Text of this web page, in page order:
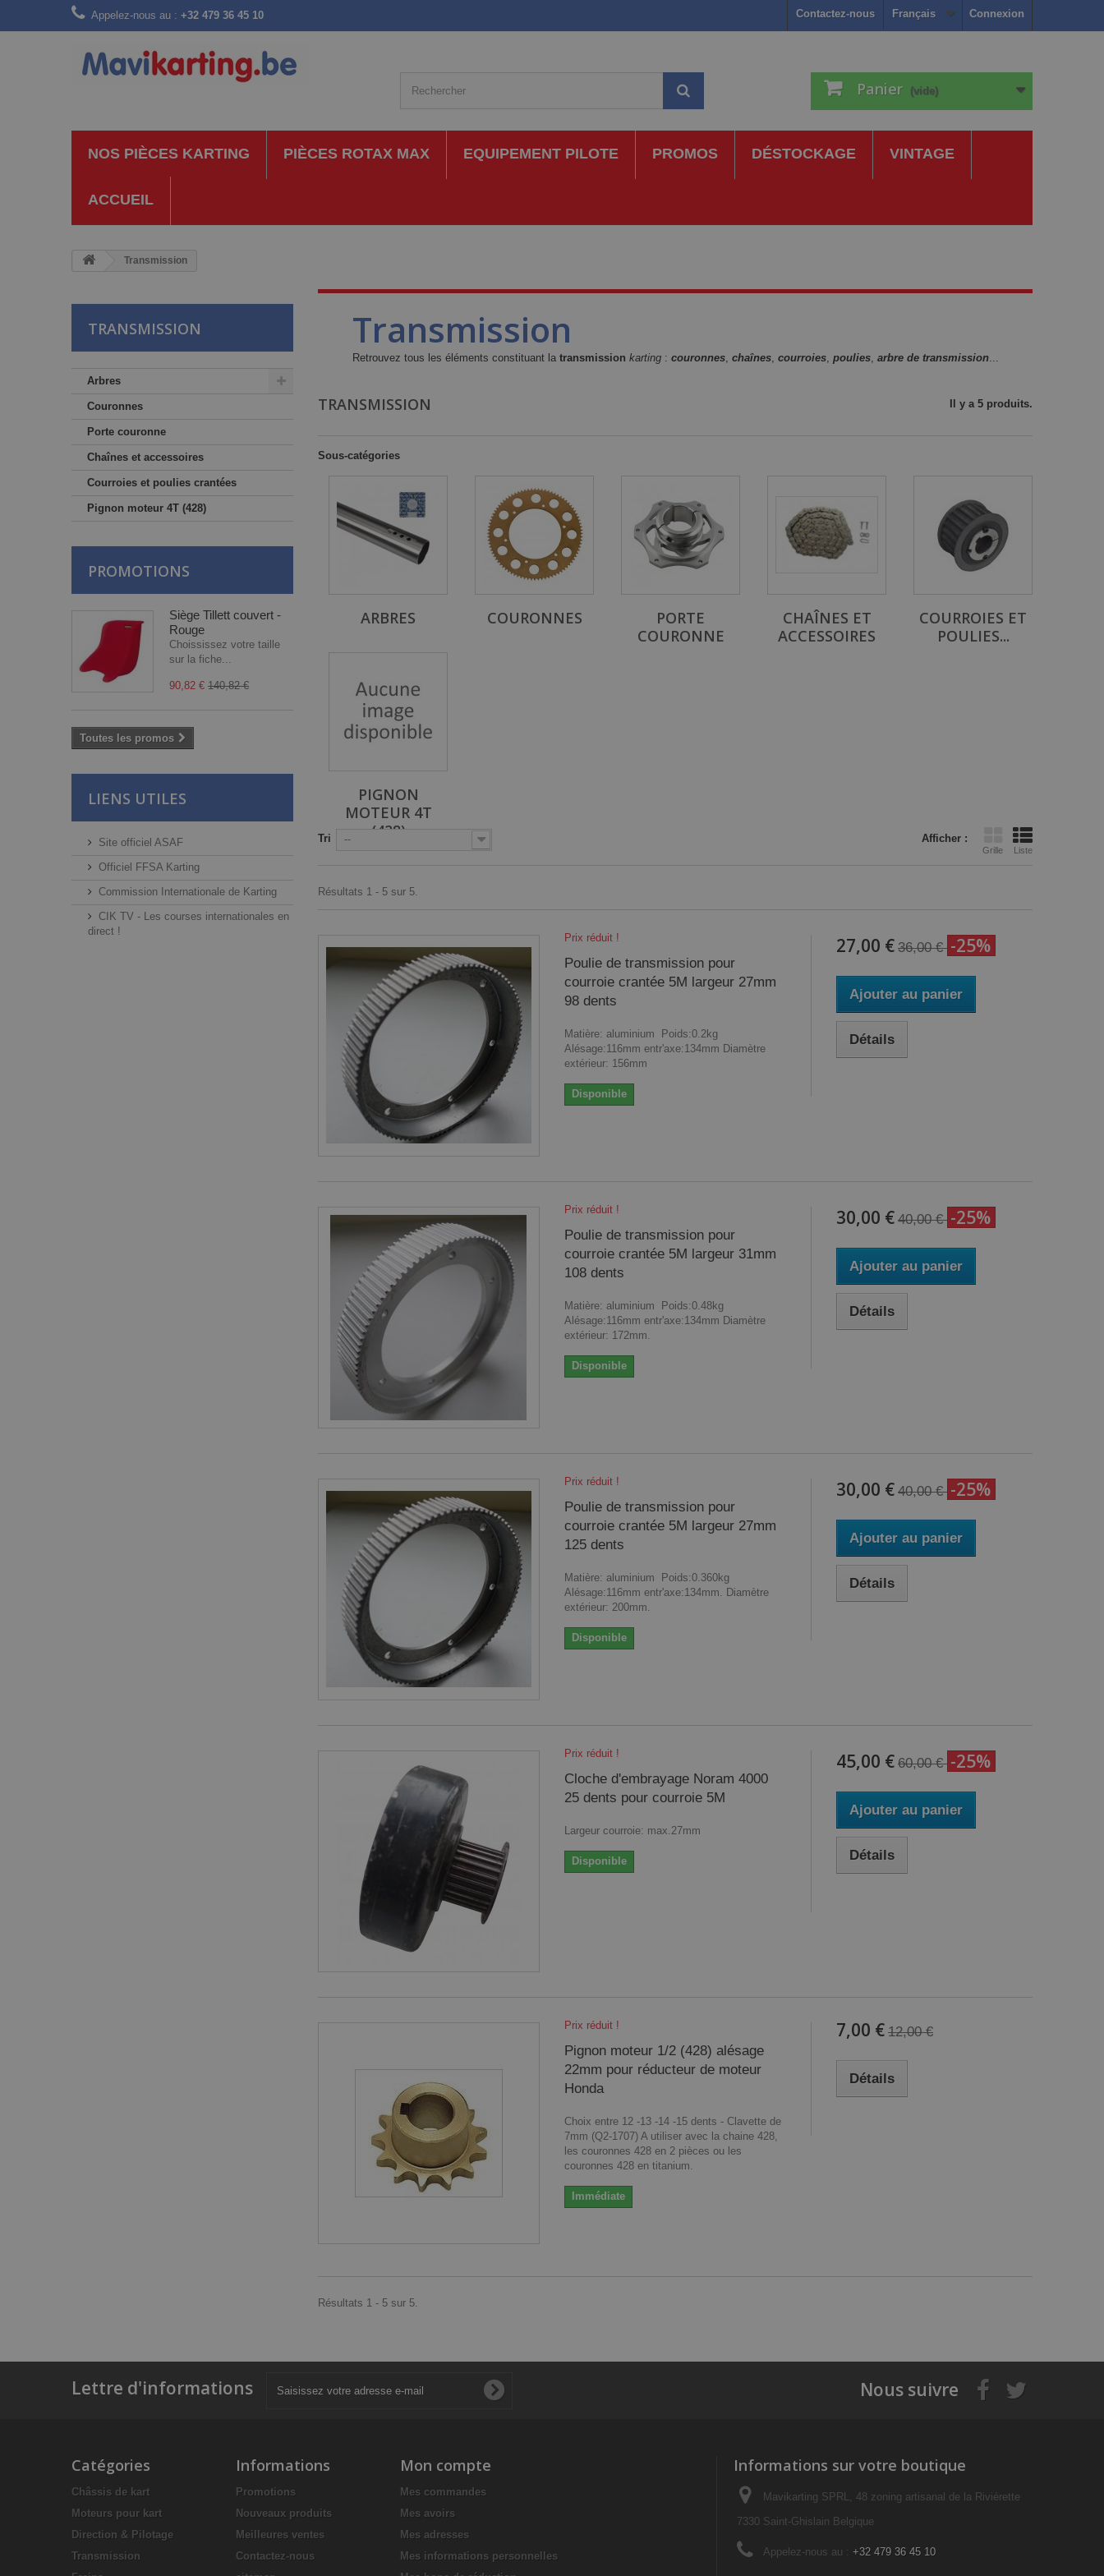
Connexion
Français
Contactez-nous
Appelez-nous au : +32 479 36 45 10
Panier (vide)
NOS PIÈCES KARTING PIÈCES ROTAX MAX EQUIPEMENT PILOTE PROMOS DÉSTOCKAGE VINTAGE
ACCUEIL
Transmission
TRANSMISSION
Arbres
Couronnes
Porte couronne
Chaînes et accessoires
Courroies et poulies crantées
Pignon moteur 4T (428)
PROMOTIONS
Siège Tillett couvert -
Rouge
Choississez votre taille
sur la fiche...
90,82 € 140,82 €
Toutes les promos
LIENS UTILES
Site officiel ASAF
Officiel FFSA Karting
Commission Internationale de Karting
CIK TV - Les courses internationales en
direct !
Transmission
Retrouvez tous les éléments constituant la transmission karting : couronnes, chaînes, courroies, poulies, arbre de transmission...
TRANSMISSION Il y a 5 produits.
Sous-catégories
ARBRES COURONNES
PORTE
COURONNE
CHAÎNES ET
ACCESSOIRES
COURROIES ET
POULIES...
PIGNON
MOTEUR 4T
(428)
Afficher :
Grille Liste
Tri --
Résultats 1 - 5 sur 5.
Prix réduit !
Poulie de transmission pour
courroie crantée 5M largeur 27mm
98 dents
Matière: aluminium Poids:0.2kg
Alésage:116mm entr'axe:134mm Diamètre
extérieur: 156mm
Disponible
27,00 € 36,00 € -25%
Ajouter au panier
Détails
Prix réduit !
Poulie de transmission pour
courroie crantée 5M largeur 31mm
108 dents
Matière: aluminium Poids:0.48kg
Alésage:116mm entr'axe:134mm Diamètre
extérieur: 172mm.
Disponible
30,00 € 40,00 € -25%
Ajouter au panier
Détails
Prix réduit !
Poulie de transmission pour
courroie crantée 5M largeur 27mm
125 dents
Matière: aluminium Poids:0.360kg
Alésage:116mm entr'axe:134mm. Diamètre
extérieur: 200mm.
Disponible
30,00 € 40,00 € -25%
Ajouter au panier
Détails
Prix réduit !
Cloche d'embrayage Noram 4000
25 dents pour courroie 5M
Largeur courroie: max.27mm
Disponible
45,00 € 60,00 € -25%
Ajouter au panier
Détails
Prix réduit !
Pignon moteur 1/2 (428) alésage
22mm pour réducteur de moteur
Honda
Choix entre 12 -13 -14 -15 dents - Clavette de
7mm (Q2-1707) A utiliser avec la chaine 428,
les couronnes 428 en 2 pièces ou les
couronnes 428 en titanium.
Immédiate
7,00 € 12,00 €
Détails
Résultats 1 - 5 sur 5.
Lettre d'informations Nous suivre
Catégories
Châssis de kart
Moteurs pour kart
Direction & Pilotage
Transmission
Informations
Promotions
Nouveaux produits
Meilleures ventes
Contactez-nous
Mon compte
Mes commandes
Mes avoirs
Mes adresses
Mes informations personnelles
Informations sur votre boutique
Mavikarting SPRL, 48 zoning artisanal de la Riviérette
7330 Saint-Ghislain Belgique
Appelez-nous au : +32 479 36 45 10